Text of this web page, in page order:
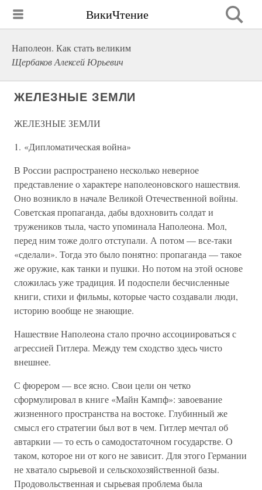
ВикиЧтение
Наполеон. Как стать великим
Щербаков Алексей Юрьевич
ЖЕЛЕЗНЫЕ ЗЕМЛИ
ЖЕЛЕЗНЫЕ ЗЕМЛИ
1. «Дипломатическая война»
В России распространено несколько неверное
представление о характере наполеоновского нашествия.
Оно возникло в начале Великой Отечественной войны.
Советская пропаганда, дабы вдохновить солдат и
тружеников тыла, часто упоминала Наполеона. Мол,
перед ним тоже долго отступали. А потом — все-таки
«сделали». Тогда это было понятно: пропаганда — такое
же оружие, как танки и пушки. Но потом на этой основе
сложилась уже традиция. И подоспели бесчисленные
книги, стихи и фильмы, которые часто создавали люди,
историю вообще не знающие.
Нашествие Наполеона стало прочно ассоциироваться с
агрессией Гитлера. Между тем сходство здесь чисто
внешнее.
С фюрером — все ясно. Свои цели он четко
сформулировал в книге «Майн Кампф»: завоевание
жизненного пространства на востоке. Глубинный же
смысл его стратегии был вот в чем. Гитлер мечтал об
автаркии — то есть о самодостаточном государстве. О
таком, которое ни от кого не зависит. Для этого Германии
не хватало сырьевой и сельскохозяйственной базы.
Продовольственная и сырьевая проблема была